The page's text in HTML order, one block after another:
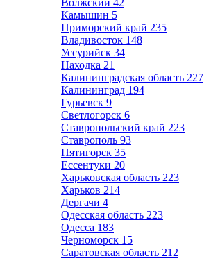
Волжский 42
Камышин 5
Приморский край 235
Владивосток 148
Уссурийск 34
Находка 21
Калининградская область 227
Калининград 194
Гурьевск 9
Светлогорск 6
Ставропольский край 223
Ставрополь 93
Пятигорск 35
Ессентуки 20
Харьковская область 223
Харьков 214
Дергачи 4
Одесская область 223
Одесса 183
Черноморск 15
Саратовская область 212